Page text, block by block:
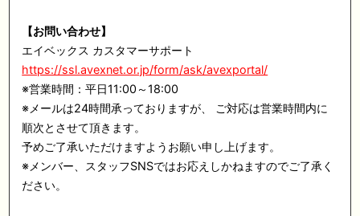
【お問い合わせ】
エイベックス カスタマーサポート
https://ssl.avexnet.or.jp/form/ask/avexportal/
※営業時間：平日11:00～18:00
※メールは24時間承っておりますが、 ご対応は営業時間内に
順次とさせて頂きます。
予めご了承いただけますようお願い申し上げます。
※メンバー、スタッフSNSではお応えしかねますのでご了承く
ださい。